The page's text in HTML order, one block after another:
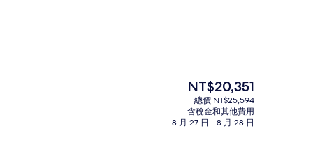
雙人療程室、三溫暖烤箱、浴缸、蒸
目
前
的
價
NT$20,351
總價 NT$25,594
含稅金和其他費用
8 月 27 日 - 8 月 28 日